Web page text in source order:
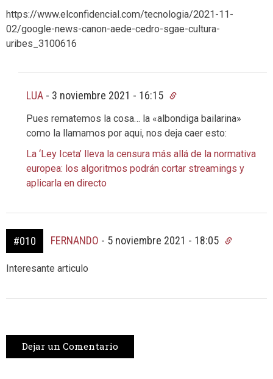
https://www.elconfidencial.com/tecnologia/2021-11-
02/google-news-canon-aede-cedro-sgae-cultura-
uribes_3100616
LUA - 3 noviembre 2021 - 16:15
Pues rematemos la cosa… la «albondiga bailarina»
como la llamamos por aqui, nos deja caer esto:
La ‘Ley Iceta’ lleva la censura más allá de la normativa
europea: los algoritmos podrán cortar streamings y
aplicarla en directo
#010 FERNANDO - 5 noviembre 2021 - 18:05
Interesante articulo
Dejar un Comentario